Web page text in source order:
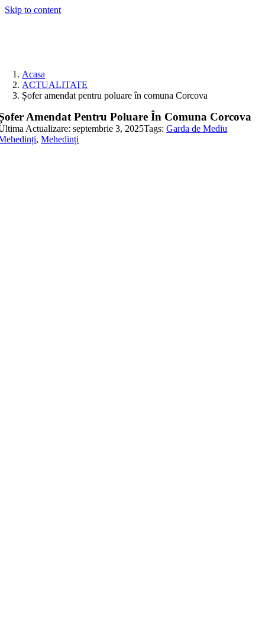
Skip to content
Acasa
ACTUALITATE
Șofer amendat pentru poluare în comuna Corcova
Amendat Pentru Poluare În Comuna Corcova
Actualizare: septembrie 3, 2025Tags:Garda de Mediu
,Mehedinți